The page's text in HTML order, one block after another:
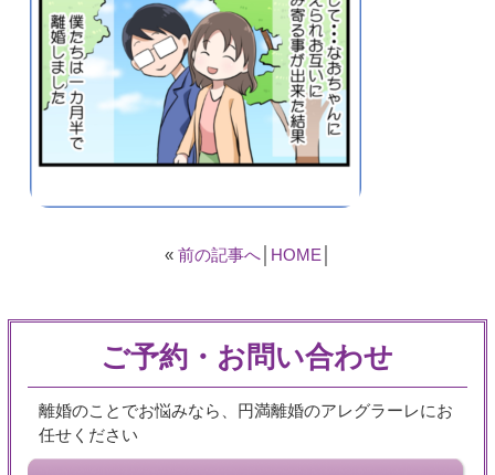
« 前の記事へ│ HOME
ご予約・お問い合わせ
離婚のことでお悩みなら、円満離婚のアレグラーレにお
任せください